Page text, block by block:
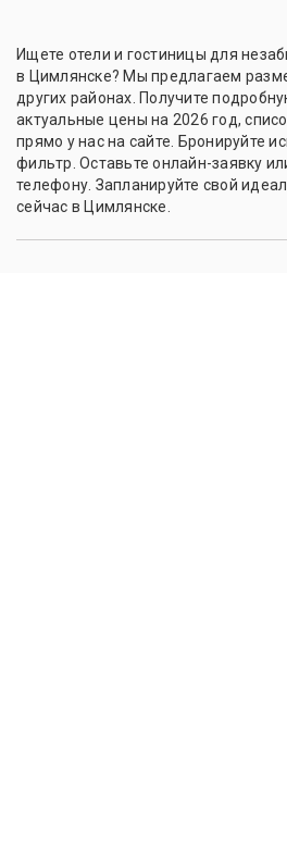
Ищете отели и гостиницы для
в Цимлянске? Мы предлагаем
других районах. Получите
актуальные цены на 2026 год,
прямо у нас на сайте. Бронируйте
фильтр. Оставьте онлайн-заявку
телефону. Запланируйте свой
сейчас в Цимлянске.